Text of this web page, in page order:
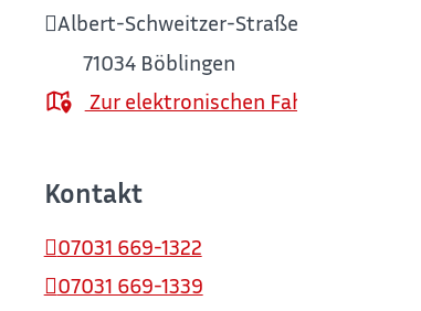
Albert-Schweitzer-Straße 2
71034 Böblingen
Zur elektronischen
Kontakt
07031 669-1322
07031 669-1339